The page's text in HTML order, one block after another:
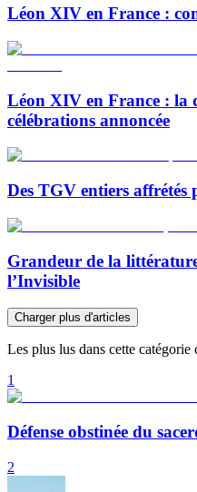
Léon XIV en France :
Léon XIV en France : la
célébrations annoncée
Des TGV entiers
Grandeur de la
l’Invisible
Charger plus d'articles
Les plus lus dans cette catégorie
1
Défense obstinée du
2